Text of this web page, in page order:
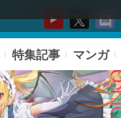
特集記事 マンガ